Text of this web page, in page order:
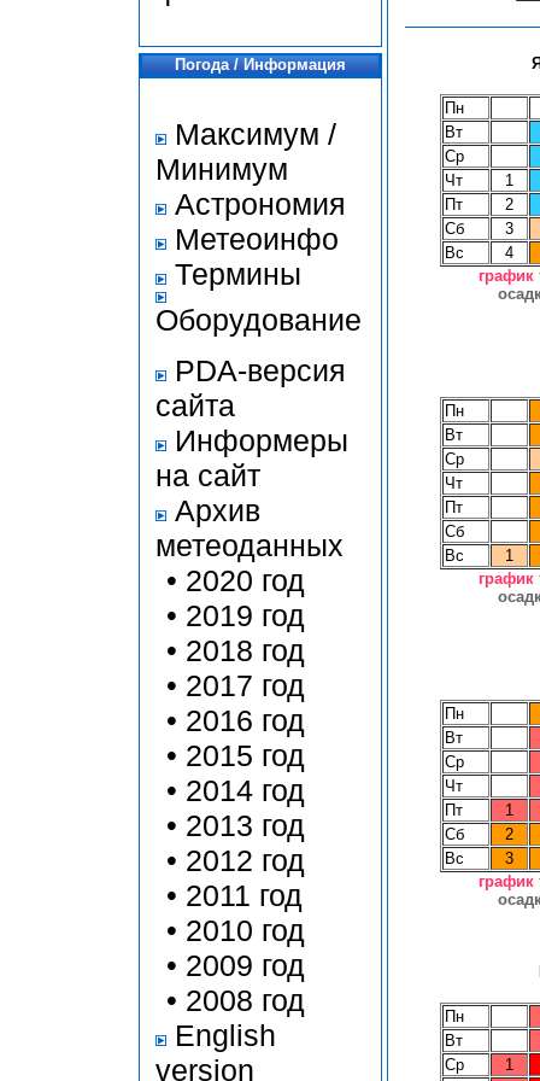
Погода / Информация
Максимум /
Минимум
Астрономия
Метеоинфо
Термины
Оборудование
PDA-версия
сайта
Информеры
на сайт
Архив
метеоданных
• 2020 год
• 2019 год
• 2018 год
• 2017 год
• 2016 год
• 2015 год
• 2014 год
• 2013 год
• 2012 год
• 2011 год
• 2010 год
• 2009 год
• 2008 год
English
version
Пн
Вт
Ср
Чт
1
Пт
2
Сб
3
Вс
4
график
Пн
Вт
Ср
Чт
Пт
Сб
Вс
1
график
Пн
Вт
Ср
Чт
Пт
1
Сб
2
Вс
3
график
Пн
Вт
Ср
1